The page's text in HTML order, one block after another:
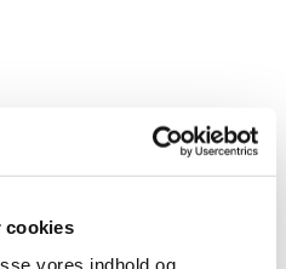
cookies
vores indhold og
i Reptilfoder &